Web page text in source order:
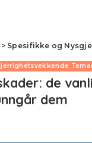
> Spesifikke og
de
dem